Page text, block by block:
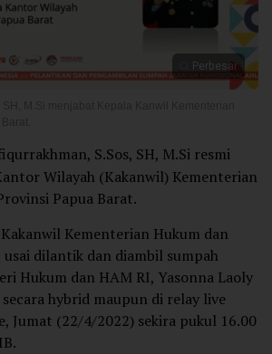
Perbesar
S.Sos, SH, M.Si resmi
Wilayah (Kakanwil) Kementerian
Papua Barat.
Kementerian Hukum dan
usai dilantik dan diambil sumpah
Hukum dan HAM RI, Yasonna Laoly
hybrid maupun di relay live
Jumat (22/4/2022) sekira pukul 16.00